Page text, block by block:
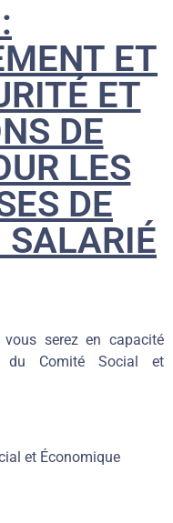
ET
ET
DE
LES
DE
serez en capacité
du Comité Social et
et Économique